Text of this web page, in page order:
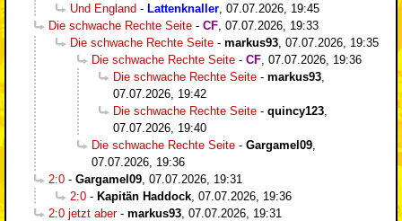
Und England - Lattenknaller 07.07.2026, 19:45
Die schwache Rechte Seite - CF 07.07.2026, 19:33
Die schwache Rechte Seite - markus93 07.07.2026, 19:35
Die schwache Rechte Seite - CF 07.07.2026, 19:36
Die schwache Rechte Seite - markus93
07.07.2026, 19:42
Die schwache Rechte Seite - quincy123
07.07.2026, 19:40
Die schwache Rechte Seite - Gargamel09
07.07.2026, 19:36
2:0 - Gargamel09 07.07.2026, 19:31
2:0 - Kapitän Haddock 07.07.2026, 19:36
2:0 jetzt aber- markus93 07.07.2026, 19:31